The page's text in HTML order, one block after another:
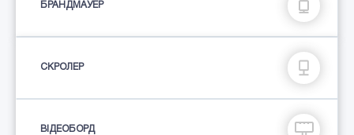
БРАНДМАУЕР
СКРОЛЕР
ВІДЕОБОРД